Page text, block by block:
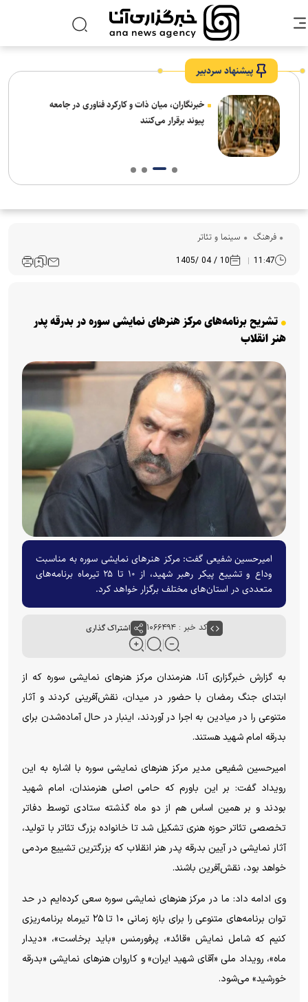
پیشنهاد سردبیر
خبرنگاران، میان ذات و کارکرد فناوری در جامعه
پیوند برقرار می‌کنند
فرهنگ‌ سینما و تئاتر
11:47
10 / 04 /1405
تشریح برنامه‌های مرکز هنر‌های نمایشی سوره در بدرقه پدر
هنر انقلاب
امیرحسین شفیعی گفت: مرکز هنر‌های نمایشی سوره به مناسبت
وداع و تشییع پیکر رهبر شهید، از ۱۰ تا ۲۵ تیرماه برنامه‌های
متعددی در استان‌های مختلف برگزار خواهد کرد.
کد خبر : ۱۰۶۶۴۹۴ اشتراک گذاری
به گزارش خبرگزاری آنا، هنرمندان مرکز هنر‌های نمایشی سوره که از
ابتدای جنگ رمضان با حضور در میدان، نقش‌آفرینی کردند و آثار
متنوعی را در میادین به اجرا در آوردند، اینبار در حال آماده‌شدن برای
بدرقه امام شهید هستند.
امیرحسین شفیعی مدیر مرکز هنر‌های نمایشی سوره با اشاره به این
رویداد گفت: بر این باورم که حامی اصلی هنرمندان، امام شهید
بودند و بر همین اساس هم از دو ماه گذشته ستادی توسط دفاتر
تخصصی تئاتر حوزه هنری تشکیل شد تا خانواده بزرگ تئاتر با تولید،
آثار نمایشی در آیین بدرقه پدر هنر انقلاب که بزرگترین تشییع مردمی
خواهد بود، نقش‌آفرین باشند.
وی ادامه داد: ما در مرکز هنر‌های نمایشی سوره سعی کرده‌ایم در حد
توان برنامه‌های متنوعی را برای بازه زمانی ۱۰ تا ۲۵ تیرماه برنامه‌ریزی
کنیم که شامل نمایش «قائد»، پرفورمنس «باید برخاست»، «دیدار
ماه»، رویداد ملی «آقای شهید ایران» و کاروان هنر‌های نمایشی «بدرقه
خورشید» می‌شود.